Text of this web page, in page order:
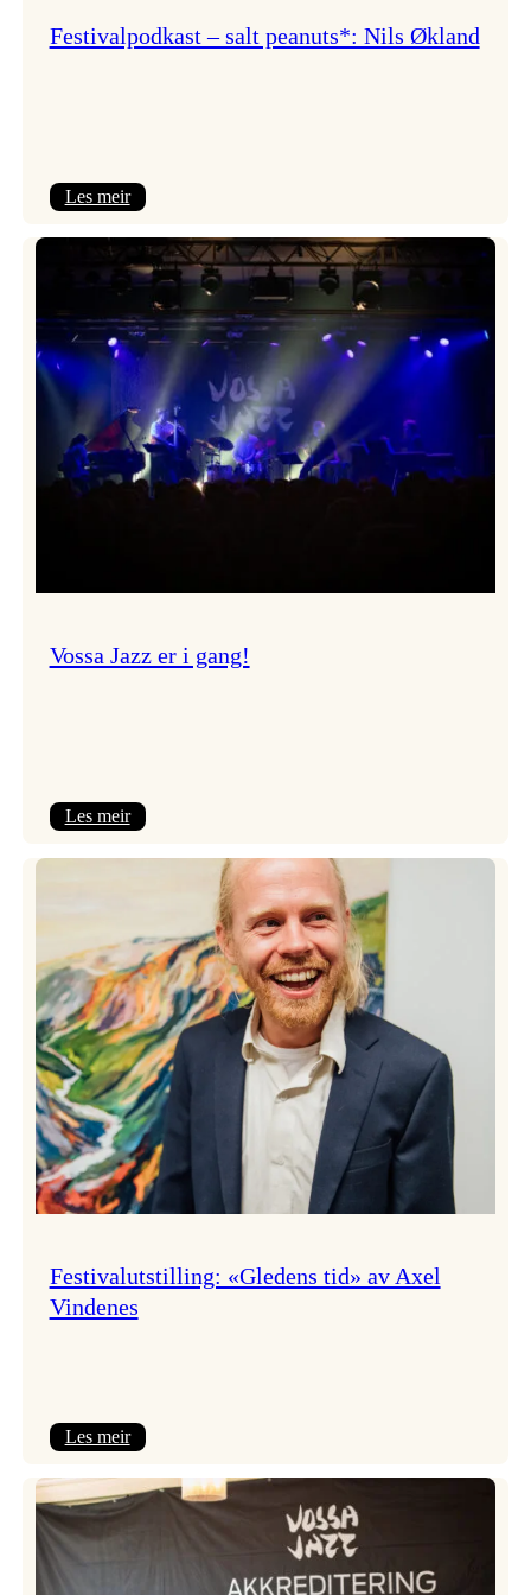
Festivalpodkast – salt peanuts*: Nils Økland
Les meir:
salt
peanuts*:
Nils
Økland
Vossa Jazz er i gang!
Les meir:
gang!
Festivalutstilling: «Gledens tid» av Axel
Vindenes
Les meir:
«Gledens
Axel